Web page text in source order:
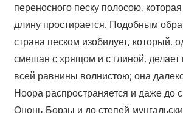
переносного песку полосою,
длину простирается. Подобным
страна песком изобилует, который,
смешан с хрящом и с глиной, делает
всей равнины волнистою; она
Ноора распространяется и даже до
Ононь-Борзы и до степей